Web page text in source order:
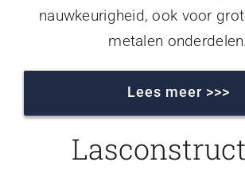
nauwkeurigheid, ook voor
metalen onderdelen.
Lees meer >>>